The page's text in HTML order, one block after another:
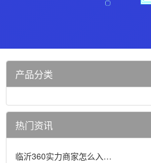
产品分类
热门资讯
临沂360实力商家怎么入…